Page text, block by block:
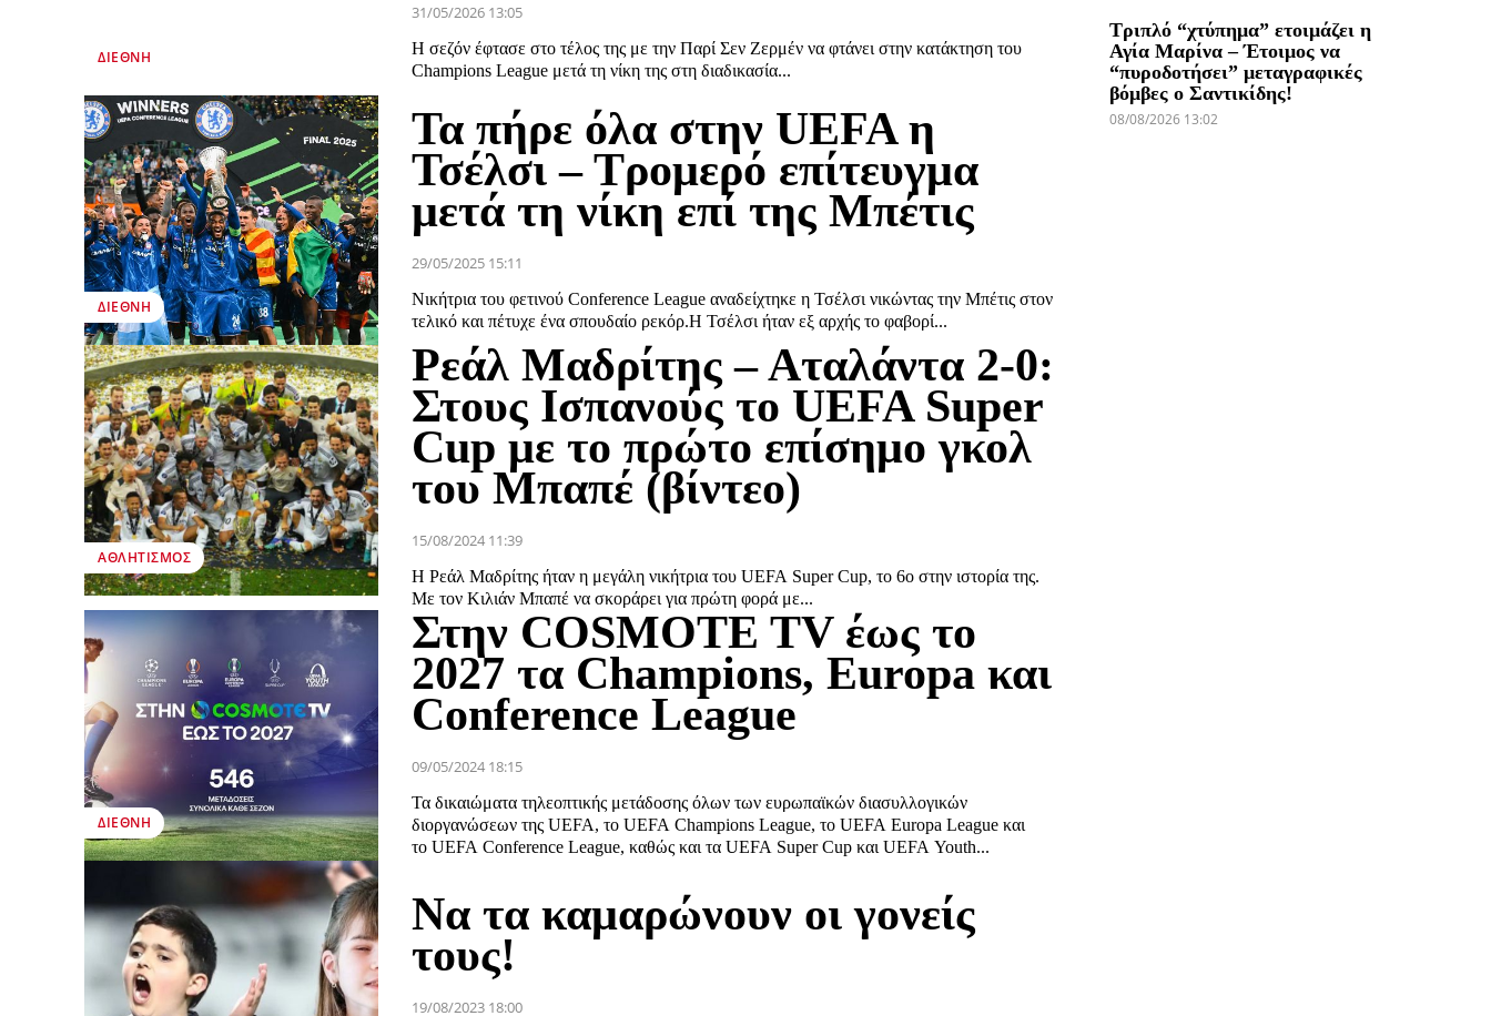
ΔΙΕΘΝΉ
31/05/2026 13:05
Η σεζόν έφτασε στο τέλος της με την Παρί Σεν Ζερμέν να φτάνει στην κατάκτηση του
Champions League μετά τη νίκη της στη διαδικασία...
ΔΙΕΘΝΉ
Τα πήρε όλα στην UEFA η
Τσέλσι – Τρομερό επίτευγμα
μετά τη νίκη επί της Μπέτις
29/05/2025 15:11
Νικήτρια του φετινού Conference League αναδείχτηκε η Τσέλσι νικώντας την Μπέτις στον
τελικό και πέτυχε ένα σπουδαίο ρεκόρ.H Τσέλσι ήταν εξ αρχής το φαβορί...
ΑΘΛΗΤΙΣΜΌΣ
Ρεάλ Μαδρίτης – Αταλάντα 2-0:
Στους Ισπανούς το UEFA Super
Cup με το πρώτο επίσημο γκολ
του Μπαπέ (βίντεο)
15/08/2024 11:39
Η Ρεάλ Μαδρίτης ήταν η μεγάλη νικήτρια του UEFA Super Cup, το 6ο στην ιστορία της.
Με τον Κιλιάν Μπαπέ να σκοράρει για πρώτη φορά με...
ΔΙΕΘΝΉ
Στην COSMOTE TV έως το
2027 τα Champions, Europa και
Conference League
09/05/2024 18:15
Τα δικαιώματα τηλεοπτικής μετάδοσης όλων των ευρωπαϊκών διασυλλογικών
διοργανώσεων της UEFA, το UEFA Champions League, το UEFA Europa League και
το UEFA Conference League, καθώς και τα UEFA Super Cup και UEFA Youth...
Να τα καμαρώνουν οι γονείς
τους!
19/08/2023 18:00
Τριπλό “χτύπημα” ετοιμάζει η
Αγία Μαρίνα – Έτοιμος να
“πυροδοτήσει” μεταγραφικές
βόμβες ο Σαντικίδης!
08/08/2026 13:02